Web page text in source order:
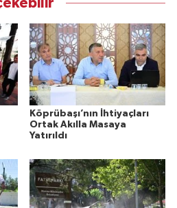
Köprübaşı’nın İhtiyaçları
Ortak Akılla Masaya
Yatırıldı